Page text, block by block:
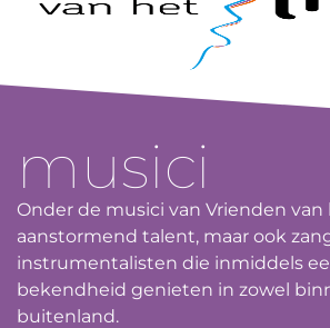
musici
Onder de musici van Vrienden
aanstormend talent, maar ook
instrumentalisten die inmiddels
bekendheid genieten in zowel
buitenland.